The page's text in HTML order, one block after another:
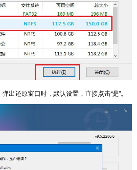
出还原窗口时，默认设置，直接点击“是”。